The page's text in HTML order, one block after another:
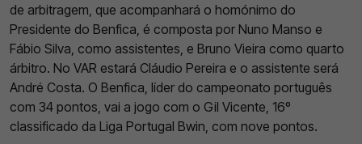
de arbitragem, que acompanhará o homónimo do
Presidente do Benfica, é composta por Nuno Manso e
Fábio Silva, como assistentes, e Bruno Vieira como quarto
árbitro. No VAR estará Cláudio Pereira e o assistente será
André Costa. O Benfica, líder do campeonato português
com 34 pontos, vai a jogo com o Gil Vicente, 16º
classificado da Liga Portugal Bwin, com nove pontos.